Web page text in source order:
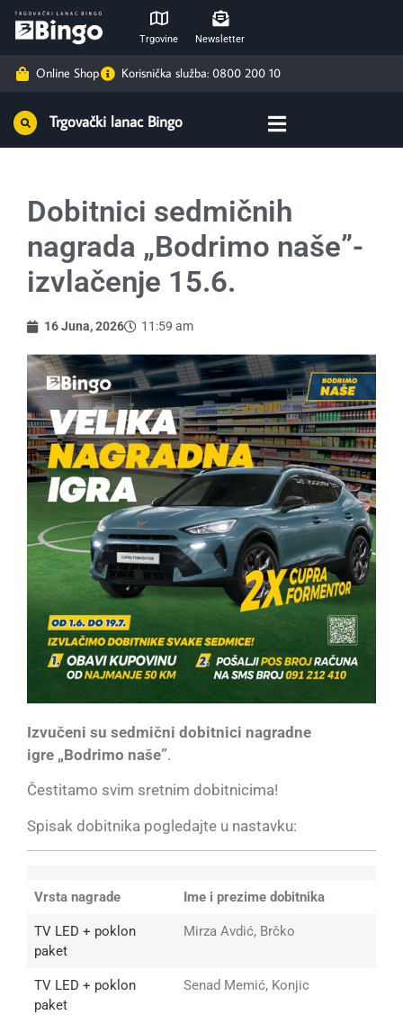
Trgovine Newsletter
Online Shop Korisnička služba: 0800 200 10
Trgovački lanac Bingo
Dobitnici sedmičnih
nagrada „Bodrimo naše”-
izvlačenje 15.6.
16 Juna, 2026 11:59 am
Izvučeni su sedmični dobitnici nagradne
igre „Bodrimo naše”.
Čestitamo svim sretnim dobitnicima!
Spisak dobitnika pogledajte u nastavku:
Vrsta nagrade Ime i prezime dobitnika
TV LED + poklon
paket
Mirza Avdić, Brčko
TV LED + poklon
paket
Senad Memić, Konjic